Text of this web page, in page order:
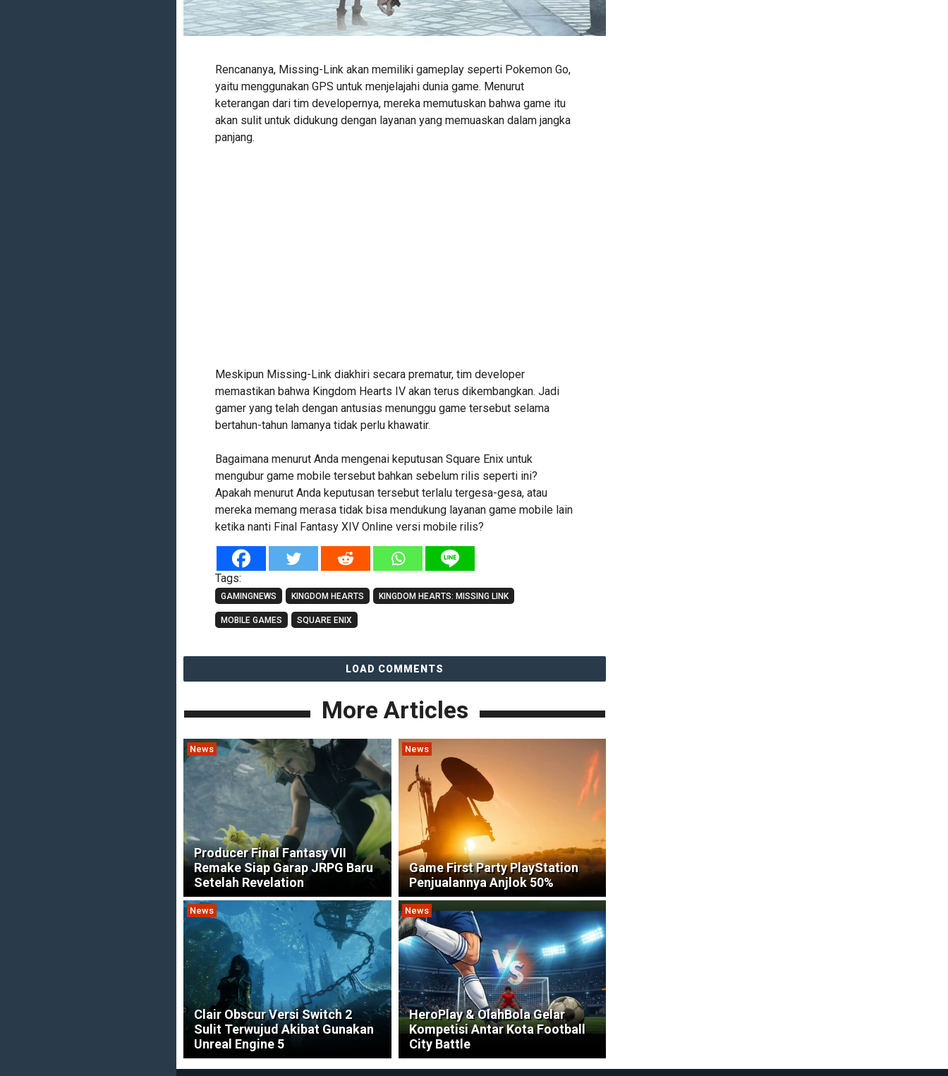
Rencananya, Missing-Link akan memiliki gameplay seperti Pokemon Go,
yaitu menggunakan GPS untuk menjelajahi dunia game. Menurut
keterangan dari tim developernya, mereka memutuskan bahwa game itu
akan sulit untuk didukung dengan layanan yang memuaskan dalam jangka
panjang.
Meskipun Missing-Link diakhiri secara prematur, tim developer
memastikan bahwa Kingdom Hearts IV akan terus dikembangkan. Jadi
gamer yang telah dengan antusias menunggu game tersebut selama
bertahun-tahun lamanya tidak perlu khawatir.
Bagaimana menurut Anda mengenai keputusan Square Enix untuk
mengubur game mobile tersebut bahkan sebelum rilis seperti ini?
Apakah menurut Anda keputusan tersebut terlalu tergesa-gesa, atau
mereka memang merasa tidak bisa mendukung layanan game mobile lain
ketika nanti Final Fantasy XIV Online versi mobile rilis?
Tags:
GAMINGNEWS KINGDOM HEARTS KINGDOM HEARTS: MISSING LINK
MOBILE GAMES SQUARE ENIX
LOAD COMMENTS
More Articles
News
Producer Final Fantasy VII
Remake Siap Garap JRPG Baru
Setelah Revelation
News
Game First Party PlayStation
Penjualannya Anjlok 50%
News
Clair Obscur Versi Switch 2
Sulit Terwujud Akibat Gunakan
Unreal Engine 5
News
HeroPlay & OlahBola Gelar
Kompetisi Antar Kota Football
City Battle